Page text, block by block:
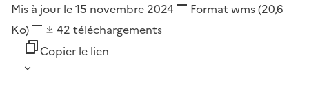
Mis à jour le 15 novembre 2024 Format wms(20,6
Ko)
42 téléchargements
Copier le lien